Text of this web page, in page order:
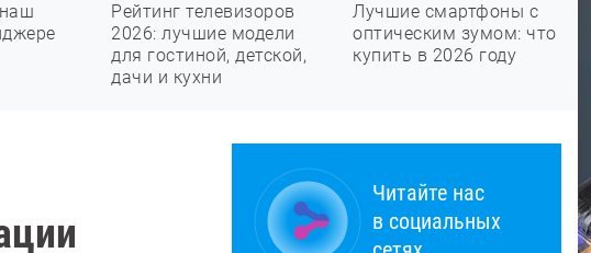
Рейтинг телевизоров
2026: лучшие модели
для гостиной, детской,
дачи и кухни
Лучшие смартфоны с
оптическим зумом: что
купить в 2026 году
Читайте нас
в социальных